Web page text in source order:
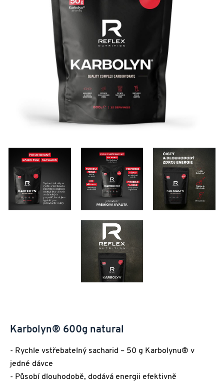
Karbolyn® 600g natural
- Rychle vstřebatelný sacharid – 50 g Karbolynu® v
jedné dávce
- Působí dlouhodobě, dodává energii efektivně